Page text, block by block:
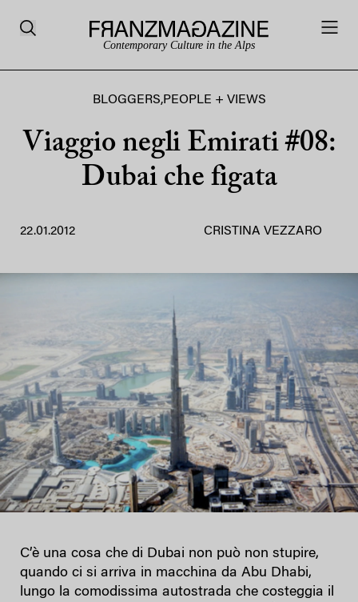
Contemporary Culture in the Alps
BLOGGERS,PEOPLE + VIEWS
Viaggio negli Emirati #08:
Dubai che figata
22.01.2012 CRISTINA VEZZARO
C’è una cosa che di Dubai non può non stupire,
quando ci si arriva in macchina da Abu Dhabi,
lungo la comodissima autostrada che costeggia il